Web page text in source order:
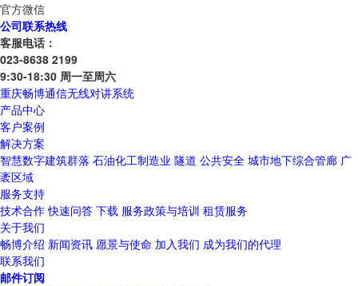
官方微信
公司联系热线
客服电话：
023-8638 2199
9:30-18:30 周一至周六
重庆畅博通信无线对讲系统
产品中心
客户案例
解决方案
智慧数字建筑群落 石油化工制造业 隧道 公共安全 城市地下综合管廊 广
袤区域
服务支持
技术合作 快速问答 下载 服务政策与培训 租赁服务
关于我们
畅博介绍 新闻资讯 愿景与使命 加入我们 成为我们的代理
联系我们
邮件订阅